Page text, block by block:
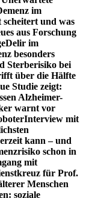
im
und was
aus Forschung
Delir im
besonders
Sterberisiko bei
über die Hälfte
Studie zeigt:
Alzheimer-
warnt vor
Interview mit
kann – und
schon in
mit
für Prof.
Menschen
soziale